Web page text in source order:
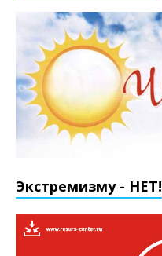
Экстремизму - НЕТ!